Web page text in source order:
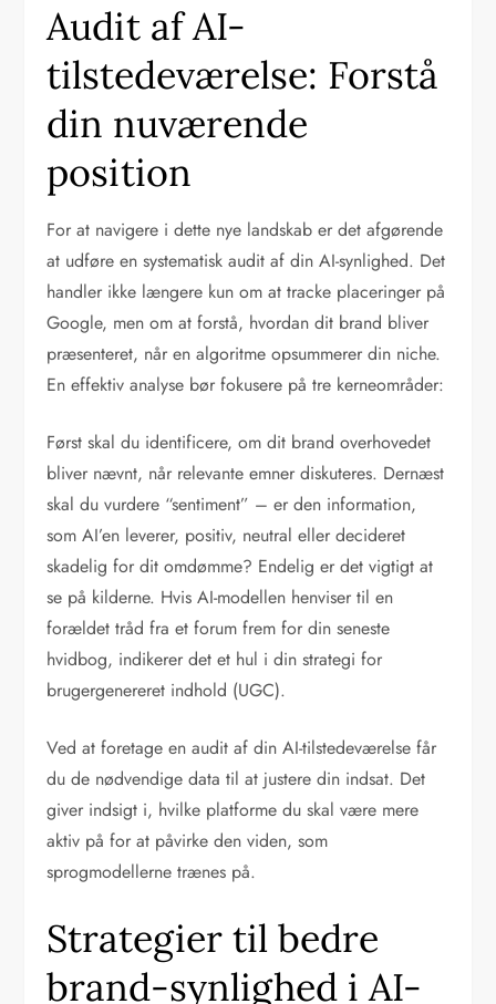
Audit af AI-
tilstedeværelse: Forstå
din nuværende
position
For at navigere i dette nye landskab er det afgørende
at udføre en systematisk audit af din AI-synlighed. Det
handler ikke længere kun om at tracke placeringer på
Google, men om at forstå, hvordan dit brand bliver
præsenteret, når en algoritme opsummerer din niche.
En effektiv analyse bør fokusere på tre kerneområder:
Først skal du identificere, om dit brand overhovedet
bliver nævnt, når relevante emner diskuteres. Dernæst
skal du vurdere “sentiment” – er den information,
som AI’en leverer, positiv, neutral eller decideret
skadelig for dit omdømme? Endelig er det vigtigt at
se på kilderne. Hvis AI-modellen henviser til en
forældet tråd fra et forum frem for din seneste
hvidbog, indikerer det et hul i din strategi for
brugergenereret indhold (UGC).
Ved at foretage en audit af din AI-tilstedeværelse får
du de nødvendige data til at justere din indsat. Det
giver indsigt i, hvilke platforme du skal være mere
aktiv på for at påvirke den viden, som
sprogmodellerne trænes på.
Strategier til bedre
brand-synlighed i AI-